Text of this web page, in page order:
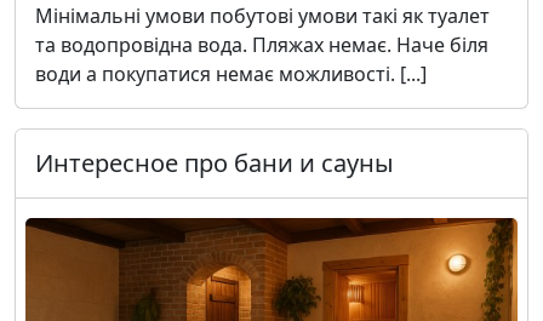
Мінімальні умови побутові умови такі як туалет
та водопровідна вода. Пляжах немає. Наче біля
води а покупатися немає можливості. [...]
Интересное про бани и сауны